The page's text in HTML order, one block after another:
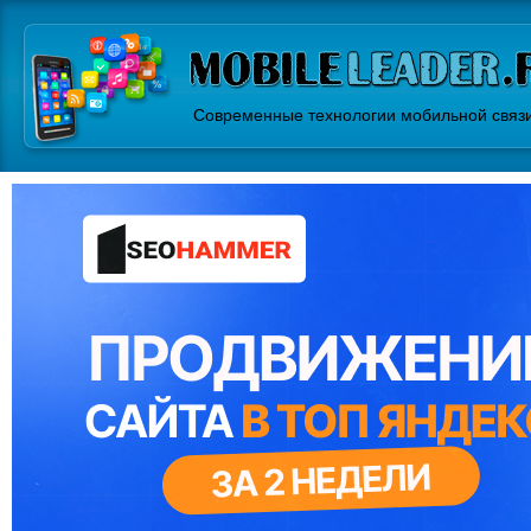
Современные технологии мобильной